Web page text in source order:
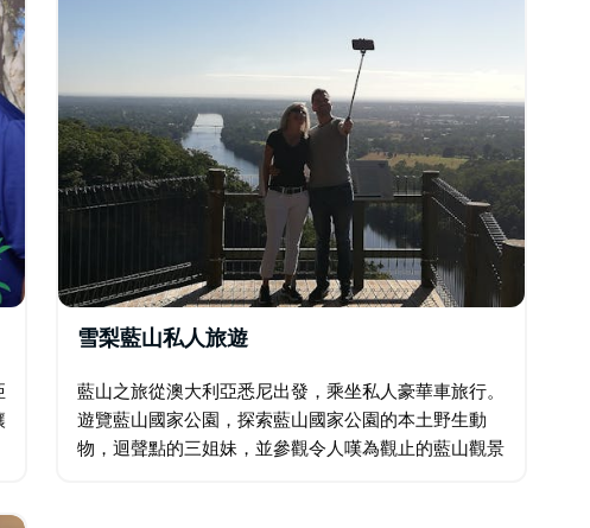
雪梨藍山私人旅遊
藍山之旅從澳大利亞悉尼出發，乘坐私人豪華車旅行。
遊覽藍山國家公園，探索藍山國家公園的本土野生動
物，迴聲點的三姐妹，並參觀令人嘆為觀止的藍山觀景